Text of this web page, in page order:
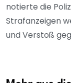
notierte die
Strafanzeigen
und Verstoß